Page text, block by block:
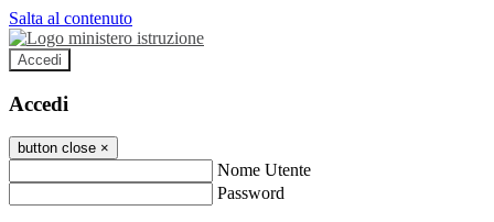
Salta al contenuto
Accedi
Accedi
button close ×
Nome Utente
Password